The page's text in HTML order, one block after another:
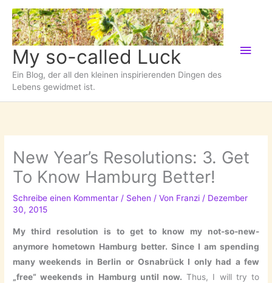
Zum
Inhalt
springen
My so-called Luck
Ein Blog, der all den kleinen inspirierenden Dingen des
Lebens gewidmet ist.
New Year’s Resolutions: 3. Get
To Know Hamburg Better!
Schreibe einen Kommentar / Sehen / Von Franzi/ Dezember
30, 2015
My third resolution is to get to know my not-so-new-
anymore hometown Hamburg better. Since I am spending
many weekends in Berlin or Osnabrück I only had a few
„free“ weekends in Hamburg until now. Thus, I will try to